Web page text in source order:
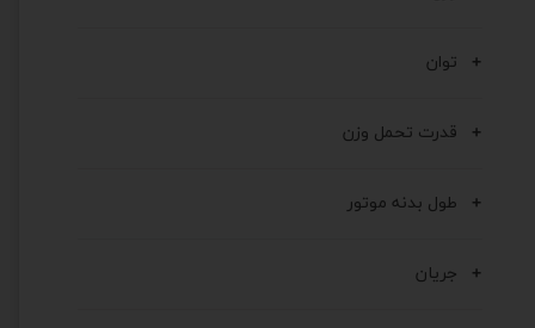
توان
قدرت تحمل وزن
طول بدنه موتور
جریان